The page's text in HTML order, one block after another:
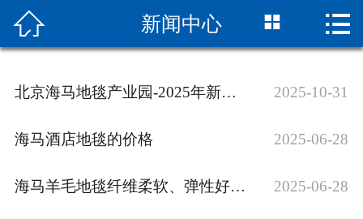
网站首页
产品中心
资质荣誉
 新闻中心  
北京海马地毯产业园-2025年新款pu底背方块地毯 2025-10-31
海马酒店地毯的价格 2025-06-28
海马羊毛地毯纤维柔软、弹性好，具有良好的弯曲性和回复性 2025-06-28